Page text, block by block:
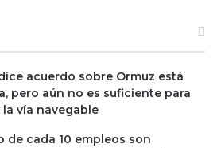
acuerdo sobre Ormuz está
pero aún no es suficiente para
la vía navegable
de cada 10 empleos son